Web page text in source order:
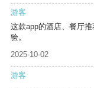
游客
这款app的酒店、餐厅
验。
2025-10-02
游客